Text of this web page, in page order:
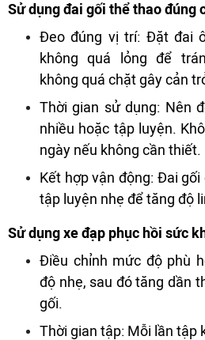
Sử dụng đai gối thể thao đúng
Đeo đúng vị trí: Đặt đai
không quá lỏng để
không quá chặt gây cản
Thời gian sử dụng: Nên
nhiều hoặc tập luyện.
ngày nếu không cần thiết.
Kết hợp vận động: Đai
tập luyện nhẹ để tăng độ
Sử dụng xe đạp phục hồi sức
Điều chỉnh mức độ phù
độ nhẹ, sau đó tăng dần
gối.
Thời gian tập: Mỗi lần tập